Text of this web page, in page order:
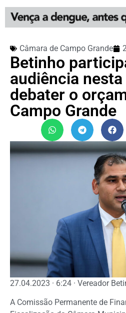
Câmara de Campo Grande
Betinho
audiência
debater o
Campo Grande
27.04.2023 · 6:24 · Vereador
A Comissão Permanente de